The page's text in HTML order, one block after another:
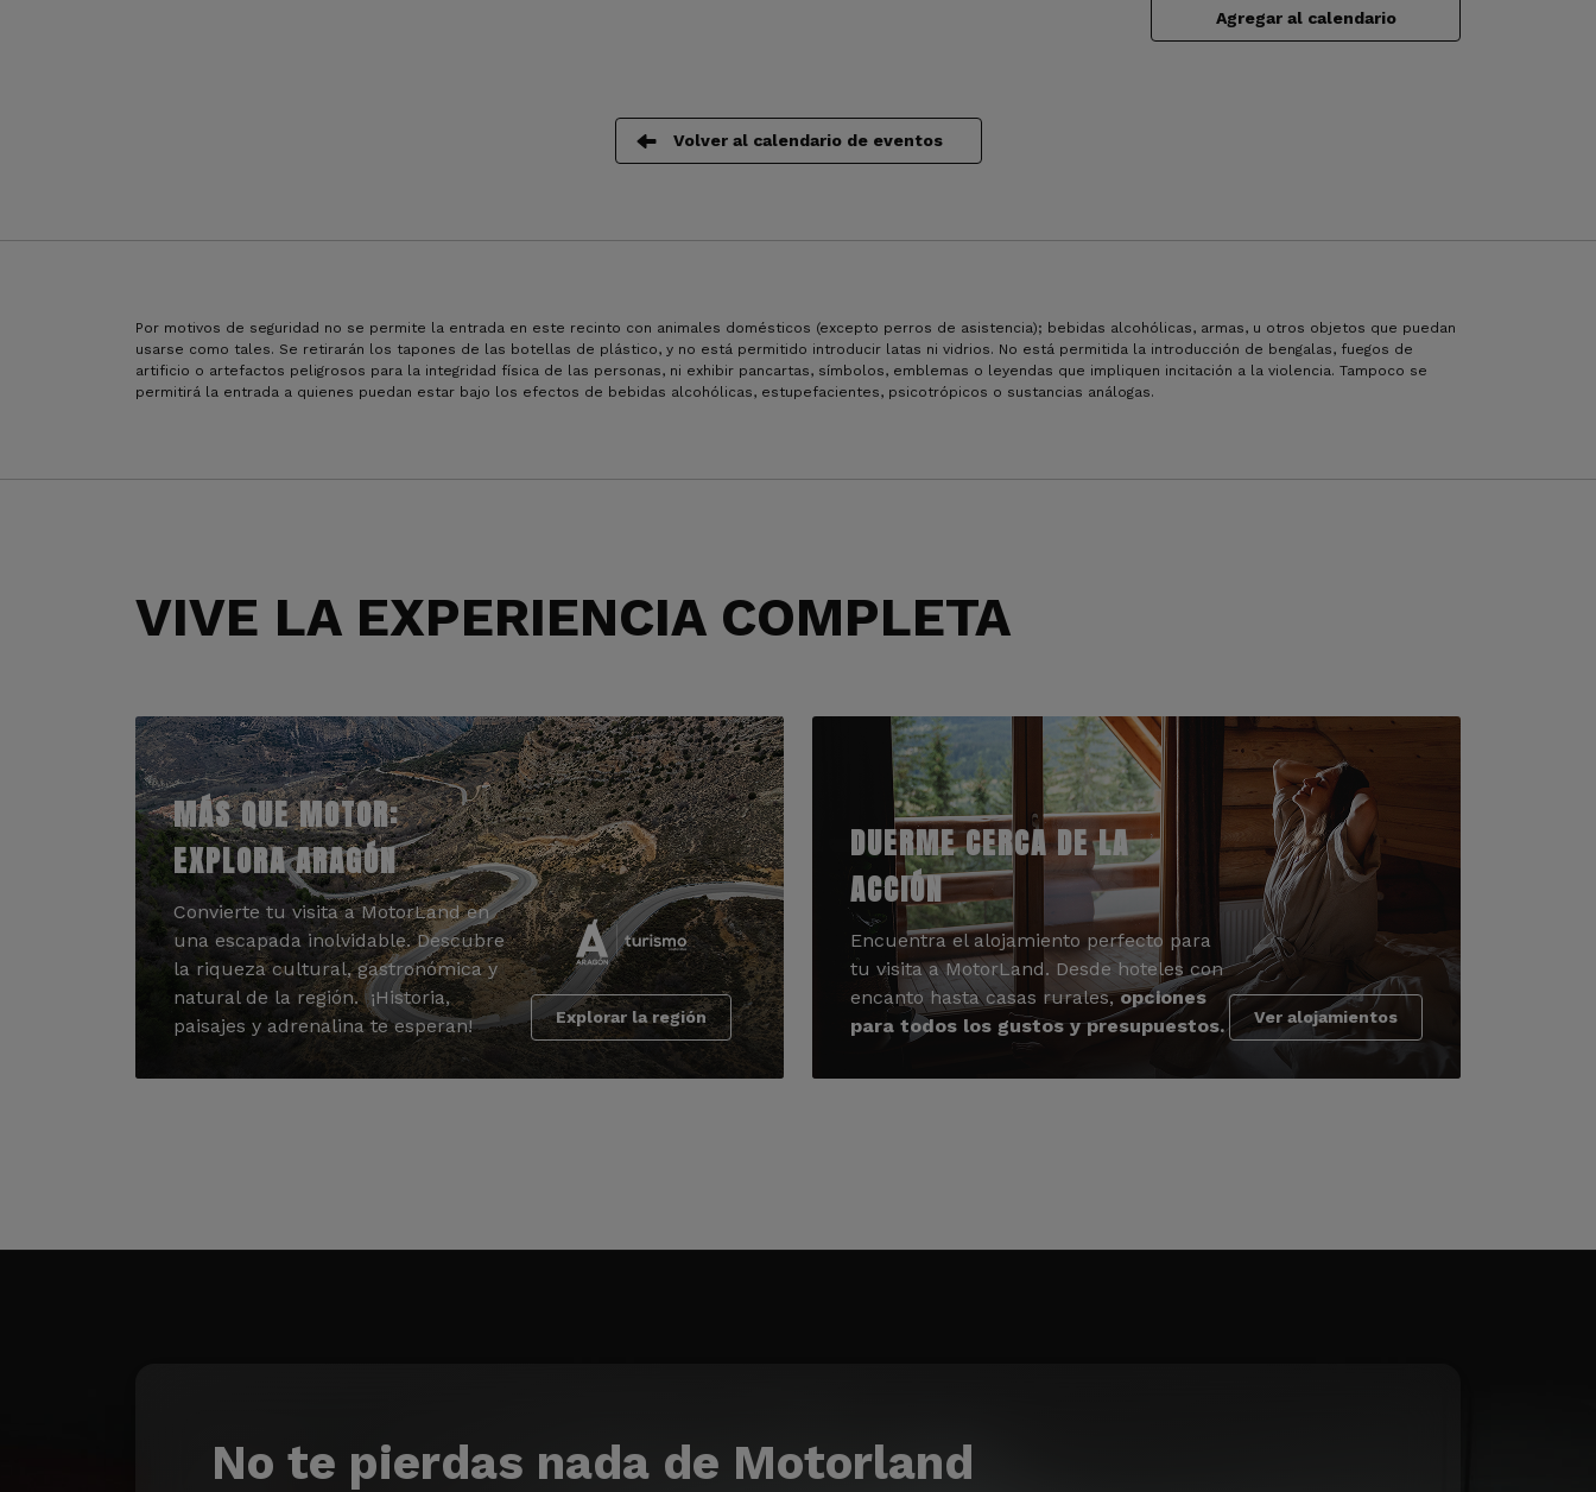
Agregar al calendario
Volver al calendario de eventos
Por motivos de seguridad no se permite la entrada en este recinto con animales domésticos (excepto perros de asistencia); bebidas alcohólicas, armas, u otros objetos que puedan
usarse como tales. Se retirarán los tapones de las botellas de plástico, y no está permitido introducir latas ni vidrios. No está permitida la introducción de bengalas, fuegos de
artificio o artefactos peligrosos para la integridad física de las personas, ni exhibir pancartas, símbolos, emblemas o leyendas que impliquen incitación a la violencia. Tampoco se
permitirá la entrada a quienes puedan estar bajo los efectos de bebidas alcohólicas, estupefacientes, psicotrópicos o sustancias análogas.
VIVE LA EXPERIENCIA COMPLETA
MÁS QUE MOTOR:
EXPLORA ARAGÓN
Convierte tu visita a MotorLand en
una escapada inolvidable. Descubre
la riqueza cultural, gastronómica y
natural de la región. ¡Historia,
paisajes y adrenalina te esperan!
Explorar la región
DUERME CERCA DE LA
ACCIÓN
Encuentra el alojamiento perfecto para
tu visita a MotorLand. Desde hoteles con
encanto hasta casas rurales,opciones
para todos los gustos y presupuestos.
Ver alojamientos
No te pierdas nada de Motorland